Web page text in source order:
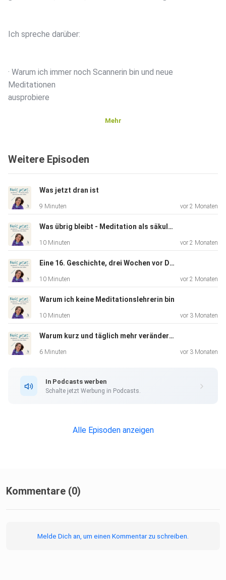
Ich spreche darüber:
· Warum ich immer noch Scannerin bin und neue
Meditationen
ausprobiere
ist
· Warum schwierige Sitzungen nie ganz aufhören
· Wie Bus und Bahn zu Praxismomenten wurden
· Warum ich nach harten Sitzungen heute wieder
Beweglichkeit
haben und nicht wussten, wie zurückkommen.
Erscheinungstermin: 18. Mai 2026
Mehr
Weitere Episoden
Was jetzt dran ist
9 Minuten vor 2 Monaten
Was übrig bleibt - Meditation als säkulare Praxis
10 Minuten vor 2 Monaten
Eine 16. Geschichte, drei Wochen vor Druck
10 Minuten vor 2 Monaten
Warum ich keine Meditationslehrerin bin
10 Minuten vor 3 Monaten
Warum kurz und täglich mehr verändert als lang und selten
6 Minuten vor 3 Monaten
In Podcasts werben
Schalte jetzt Werbung in Podcasts.
Alle Episoden anzeigen
Kommentare (0)
Melde Dich an, um einen Kommentar zu schreiben.